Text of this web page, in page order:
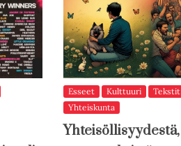
Esseet Kulttuuri Tekstit
Yhteiskunta
Yhteisöllisyydestä,